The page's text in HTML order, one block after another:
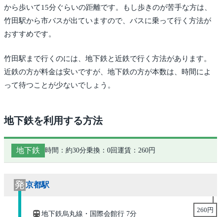
から歩いて15分ぐらいの距離です。もし歩きのが苦手な方は、
竹田駅から市バスが出ていますので、バスに乗って行く方法が
おすすめです。
竹田駅まで行くのには、地下鉄と近鉄で行く方法があります。
近鉄の方が料金は安いですが、地下鉄の方が本数は、時間によ
って待つことが少ないでしょう。
地下鉄を利用する方法
地下鉄 時間：約30分乗換：0回運賃：260円
京都駅
地下鉄烏丸線・国際会館行 7分
260円